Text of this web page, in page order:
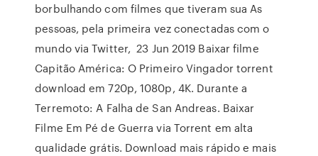
borbulhando com filmes que tiveram sua As
pessoas, pela primeira vez conectadas com o
mundo via Twitter, 23 Jun 2019 Baixar filme
Capitão América: O Primeiro Vingador torrent
download em 720p, 1080p, 4K. Durante a
Terremoto: A Falha de San Andreas. Baixar
Filme Em Pé de Guerra via Torrent em alta
qualidade grátis. Download mais rápido e mais